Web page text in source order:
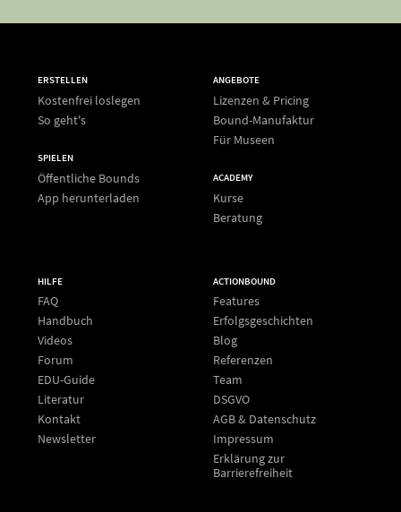
ERSTELLEN
Kostenfrei loslegen
So geht's
SPIELEN
Öffentliche Bounds
App herunterladen
ANGEBOTE
Lizenzen & Pricing
Bound-Manufaktur
Für Museen
ACADEMY
Kurse
Beratung
HILFE
FAQ
Handbuch
Videos
Forum
EDU-Guide
Literatur
Kontakt
Newsletter
ACTIONBOUND
Features
Erfolgsgeschichten
Blog
Referenzen
Team
DSGVO
AGB & Datenschutz
Impressum
Erklärung zur
Barrierefreiheit